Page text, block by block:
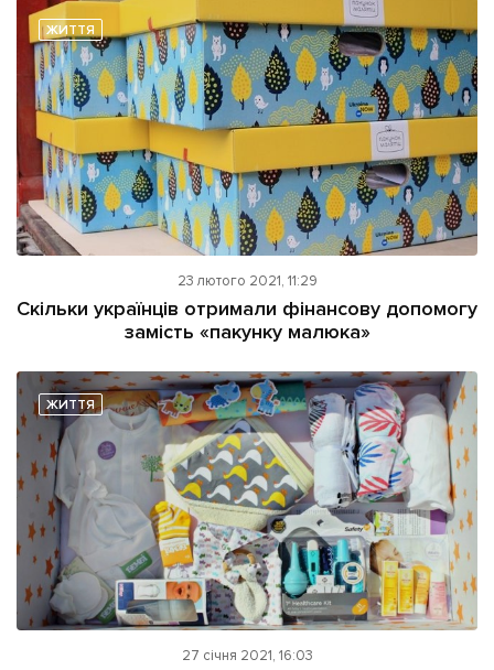
ЖИТТЯ
23 лютого 2021, 11:29
Скільки українців отримали фінансову допомогу
замість «пакунку малюка»
ЖИТТЯ
27 січня 2021, 16:03